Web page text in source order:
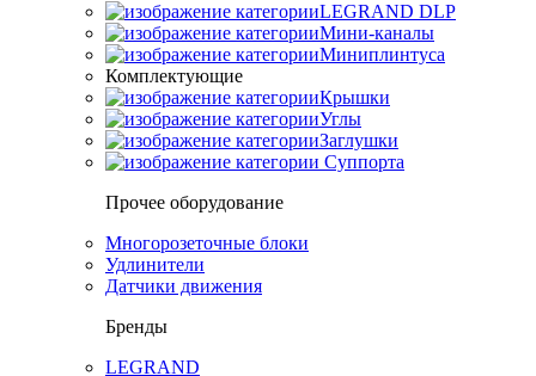
LEGRAND DLP
Мини-каналы
Миниплинтуса
Комплектующие
Крышки
Углы
Заглушки
Суппорта
Прочее оборудование
Многорозеточные блоки
Удлинители
Датчики движения
Бренды
LEGRAND